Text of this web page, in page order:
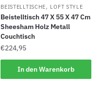
BEISTELLTISCHE, LOFT STYLE
Beistelltisch 47 X 55 X 47 Cm
Sheesham Holz Metall
Couchtisch
€224,95
In den Warenkorb